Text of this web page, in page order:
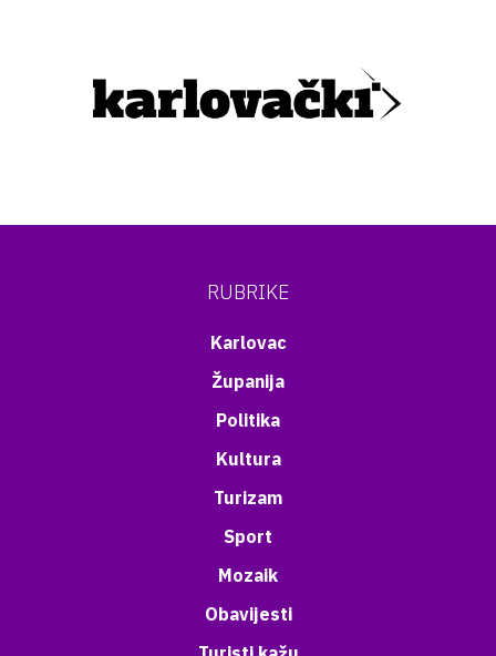
RUBRIKE
Karlovac
Županija
Politika
Kultura
Turizam
Sport
Mozaik
Obavijesti